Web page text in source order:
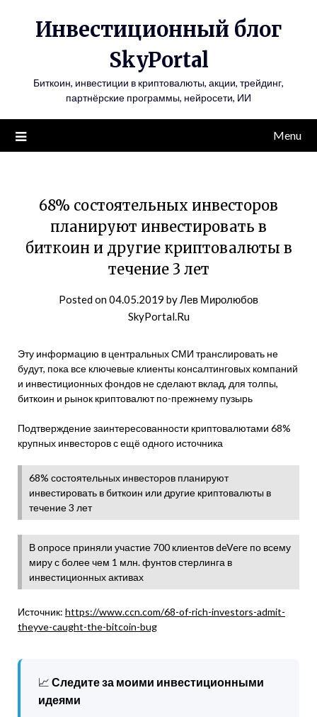
Инвестиционный блог
SkyPortal
Биткоин, инвестиции в криптовалюты, акции, трейдинг,
партнёрские программы, нейросети, ИИ
Menu
68% состоятельных инвесторов
планируют инвестировать в
биткоин и другие криптовалюты в
течение 3 лет
Posted on04.05.2019 byЛев Миролюбов
SkyPortal.Ru
Эту информацию в центральных СМИ транслировать не
будут, пока все ключевые клиенты консалтинговых компаний
и инвестиционных фондов не сделают вклад, для толпы,
биткоин и рынок криптовалют по-прежнему пузырь
Подтверждение заинтересованности криптовалютами 68%
крупных инвесторов с ещё одного источника
68% состоятельных инвесторов планируют
инвестировать в биткоин или другие криптовалюты в
течение 3 лет
В опросе приняли участие 700 клиентов deVere по всему
миру с более чем 1 млн. фунтов стерлинга в
инвестиционных активах
Источник: https://www.ccn.com/68-of-rich-investors-admit-
theyve-caught-the-bitcoin-bug
📈 Следите за моими инвестиционными
идеями